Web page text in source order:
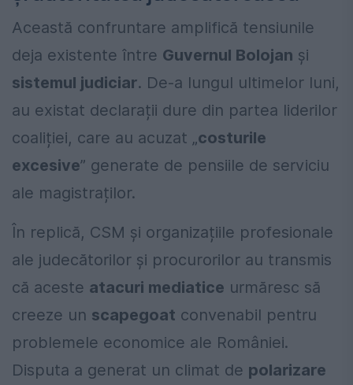
Această confruntare amplifică tensiunile
deja existente între Guvernul Bolojan și
sistemul judiciar. De-a lungul ultimelor luni,
au existat declarații dure din partea liderilor
coaliției, care au acuzat „costurile
excesive” generate de pensiile de serviciu
ale magistraților.
În replică, CSM și organizațiile profesionale
ale judecătorilor și procurorilor au transmis
că aceste atacuri mediatice urmăresc să
creeze un scapegoat convenabil pentru
problemele economice ale României.
Disputa a generat un climat de polarizare